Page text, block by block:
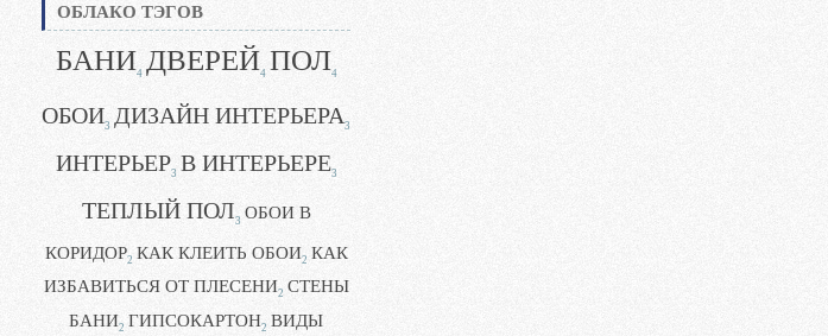
ОБЛАКО ТЭГОВ
БАНИ4 ДВЕРЕЙ4 ПОЛ4
ОБОИ3 ДИЗАЙН ИНТЕРЬЕРА3
ИНТЕРЬЕР3 В ИНТЕРЬЕРЕ3
ТЕПЛЫЙ ПОЛ3 ОБОИ В
КОРИДОР2 КАК КЛЕИТЬ ОБОИ2 КАК
ИЗБАВИТЬСЯ ОТ ПЛЕСЕНИ2 СТЕНЫ
БАНИ2 ГИПСОКАРТОН2 ВИДЫ